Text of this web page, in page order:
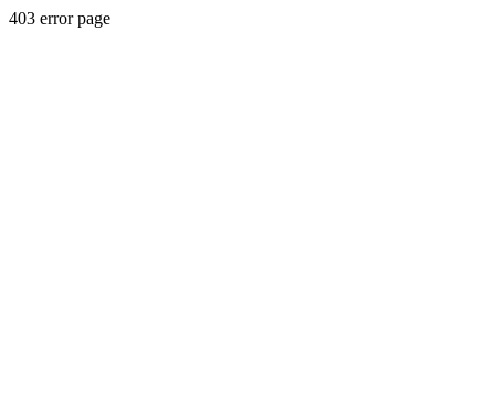
403 error page